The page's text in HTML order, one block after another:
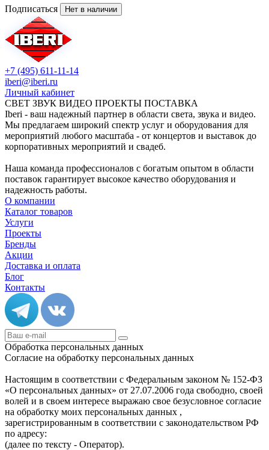
Подписаться Нет в наличии
+7 (495) 611-11-14
iberi@iberi.ru
Личный кабинет
СВЕТ ЗВУК ВИДЕО ПРОЕКТЫ ПОСТАВКА
Iberi - ваш надежный партнер в области света, звука и видео.
Мы предлагаем широкий спектр услуг и оборудования для
мероприятий любого масштаба - от концертов и выставок до
корпоративных мероприятий и свадеб.
Наша команда профессионалов с богатым опытом в области
поставок гарантирует высокое качество оборудования и
надежность работы.
О компании
Каталог товаров
Услуги
Проекты
Бренды
Акции
Доставка и оплата
Блог
Контакты
Обработка персональных данных
Согласие на обработку персональных данных
Настоящим в соответствии с Федеральным законом № 152-ФЗ
«О персональных данных» от 27.07.2006 года свободно, своей
волей и в своем интересе выражаю свое безусловное согласие
на обработку моих персональных данных ,
зарегистрированным в соответствии с законодательством РФ
по адресу:
(далее по тексту - Оператор).